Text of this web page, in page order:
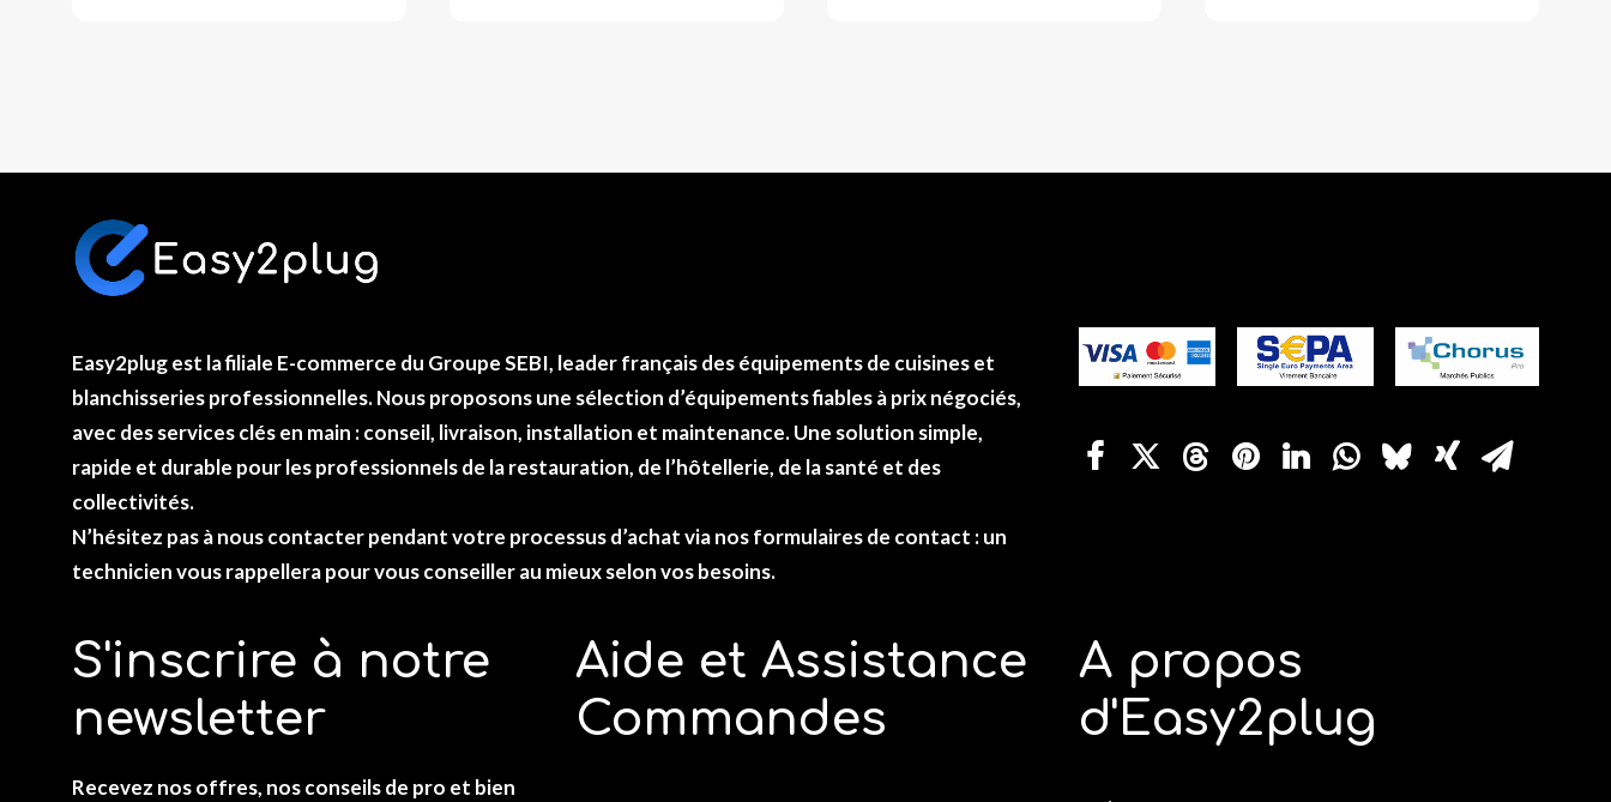
Easy2plugest la filiale E-commerce du Groupe SEBI, leader français des équipements de cuisines et
blanchisseries professionnelles. Nous proposons une sélection d’équipements fiables àprix négociés,
avec des services clés en main : conseil, livraison, installation et maintenance. Une solution simple,
rapide et durable pour les professionnels de la restauration, de l’hôtellerie, de la santé et des
collectivités.
N’hésitez pas à nous contacter pendant votre processus d’achat via nos formulaires de contact : un
technicien vous rappellera pour vous conseiller au mieux selon vos besoins.
S'inscrire à notre
newsletter
Recevez nos offres, nos conseils de pro et bien
Aide et Assistance
Commandes
A propos
d'Easy2plug